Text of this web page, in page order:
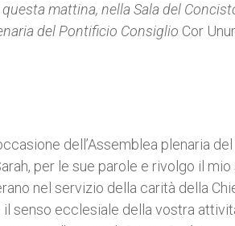
mattina, nella Sala del
del Pontificio Consiglio Cor
dell’Assemblea plenaria
per le sue parole e rivolgo il
nel servizio della carità della
il senso ecclesiale della vostra